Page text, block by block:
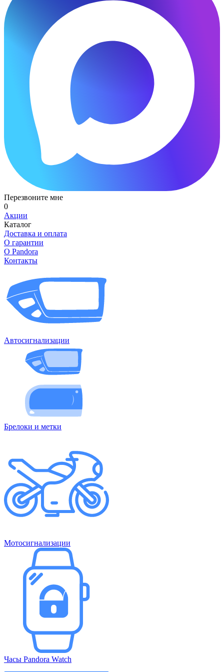
Перезвоните мне
0
Акции
Каталог
Доставка и оплата
О гарантии
О Pandora
Контакты
Автосигнализации
Брелоки и метки
Мотосигнализации
Часы Pandora Watch